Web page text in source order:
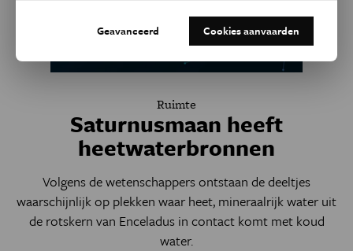
Ruimte
Saturnusmaan heeft
heetwaterbronnen
Volgens de wetenschappers ontstaan de deeltjes
waarschijnlijk op plekken waar heet, mineraalrijk water uit
de rotskern van Enceladus in contact komt met koud
water.
Geavanceerd Cookies aanvaarden